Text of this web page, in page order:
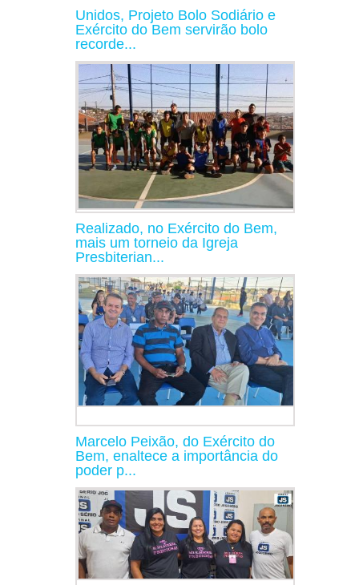
Unidos, Projeto Bolo Sodiário e
Exército do Bem servirão bolo
recorde...
Realizado, no Exército do Bem,
mais um torneio da Igreja
Presbiterian...
Marcelo Peixão, do Exército do
Bem, enaltece a importância do
poder p...